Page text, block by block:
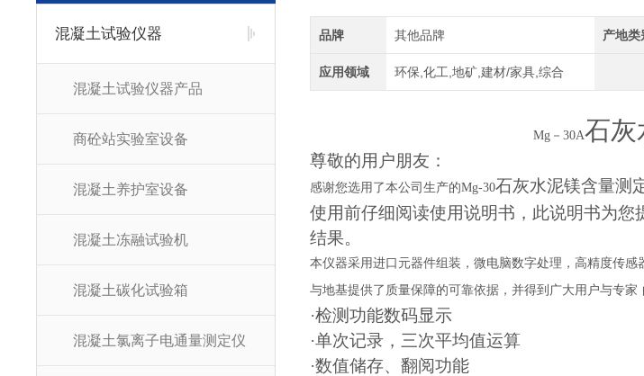
混凝土试验仪器
混凝土试验仪器产品
商砼站实验室设备
混凝土养护室设备
混凝土冻融试验机
混凝土碳化试验箱
混凝土氯离子电通量测定仪
品牌 其他品牌 产地类
应用领域 环保,化工,地矿,建材/家具,综合
Mg －30A石灰
尊敬的用户朋友：
感谢您选用了本公司生产的Mg-30石灰水泥镁含量测
使用前仔细阅读使用说明书，此说明书为
结果。
本仪器采用进口元器件组装，微电脑数字处理，高精度传
与地基提供了质量保障的可靠依据，并得到广大用户与专家
·检测功能数码显示
·单次记录，三次平均值运算
·数值储存、翻阅功能